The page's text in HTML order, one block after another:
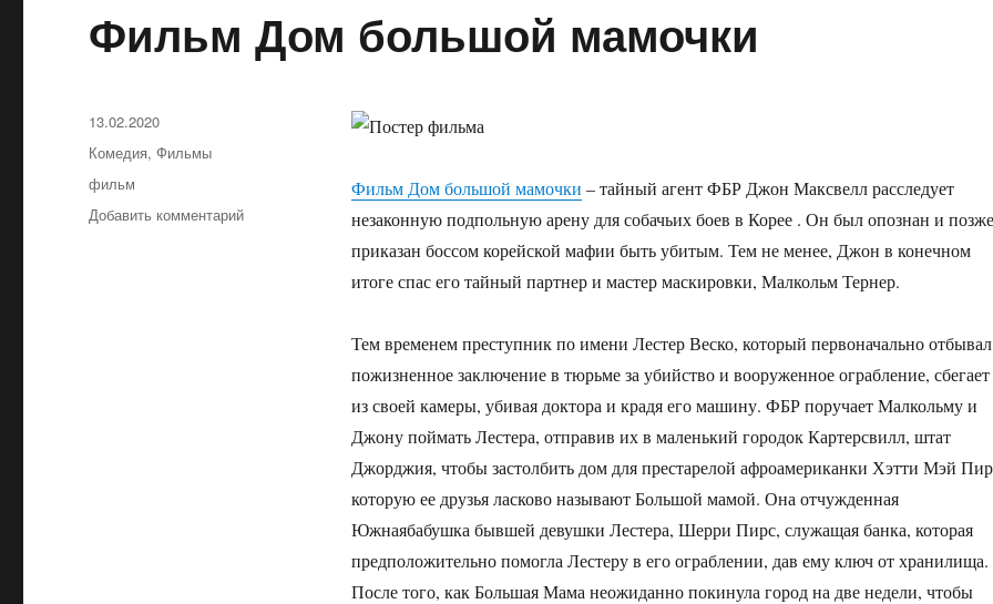
Фильм Дом большой мамочки
Фильм Дом большой мамочки –тайный агент ФБР Джон Максвелл расследует
незаконную подпольную арену для собачьих боев в Корее . Он был опознан и позже
приказан боссом корейской мафии быть убитым. Тем не менее, Джон в конечном
итоге спас его тайный партнер и мастер маскировки, Малкольм Тернер.
Тем временем преступник по имени Лестер Веско, который первоначально отбывал
пожизненное заключение в тюрьме за убийство и вооруженное ограбление, сбегает
из своей камеры, убивая доктора и крадя его машину. ФБР поручает Малкольму и
Джону поймать Лестера, отправив их в маленький городок Картерсвилл, штат
Джорджия, чтобы застолбить дом для престарелой афроамериканки Хэтти Мэй
которую ее друзья ласково называют Большой мамой. Она отчужденная
Южнаябабушка бывшей девушки Лестера, Шерри Пирс, служащая банка, которая
предположительно помогла Лестеру в его ограблении, дав ему ключ от хранилища.
После того, как Большая Мама неожиданно покинула город на две недели, чтобы
Опубликовано
13.02.2020
Рубрики
Комедия,Фильмы
Метки
фильм
Добавить комментарий